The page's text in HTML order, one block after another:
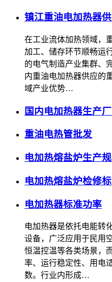
镇江重油电加热器
在工业流体加热领域，
加工、储存环节顺畅运
的电气制造产业集群、
内重油电加热器供应的
域产业优势…
国内电加热器生产
重油电热管批发
电加热熔盐炉生产
电加热熔盐炉检修
电加热器标准功率
电加热器是依托电能转
设备，广泛应用于民用
恒温控温等各类场景，
率、运行稳定性、用电
数。行业内形成…